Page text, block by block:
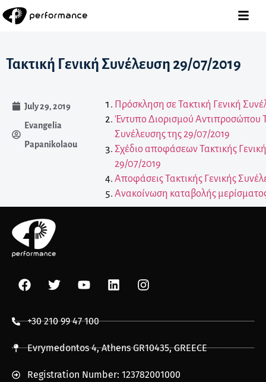
Τακτική Γενική Συνέλευση 29/07/2019
July 29, 2019
Evangelia
Papanikolaou
Πρόσκληση σε Τακτική Γενική
Έντυπο Διορισμού Αντιπροσώπου
Συνέλευσης της 29/07/2019
Σχέδιο αποφάσεων Τακτικής
29/07/2019
Αποφάσεις Τακτικής Γενικής
Ανακοίνωση καταβολής
+30 210 99 47 100
Evrymedontos 4, Athens GR10435, GREECE
Registration Number: 123782001000